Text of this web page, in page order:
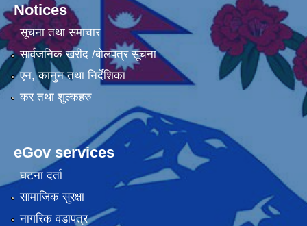
Notices
सूचना तथा समाचार
सार्वजनिक खरीद /बोलपत्र सूचना
एन, कानुन तथा निर्देशिका
कर तथा शुल्कहरु
eGov services
घटना दर्ता
सामाजिक सुरक्षा
नागरिक वडापत्र